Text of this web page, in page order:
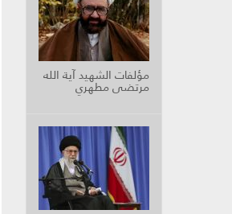
مؤلفات الشهيد آية الله
مرتضى مطهري